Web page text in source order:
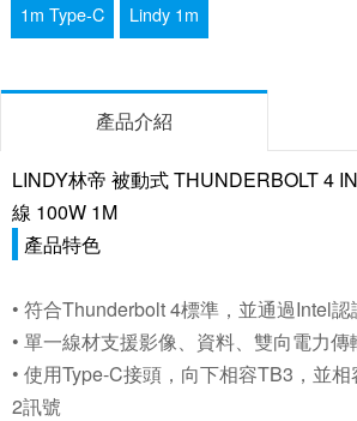
1m Type-C Lindy 1m
產品介紹
LINDY林帝 被動式 THUNDERBOLT 4
線 100W 1M
產品特色
• 符合Thunderbolt 4標準，並通過Intel認
• 單一線材支援影像、資料、雙向電力傳
• 使用Type-C接頭，向下相容TB3，並
2訊號